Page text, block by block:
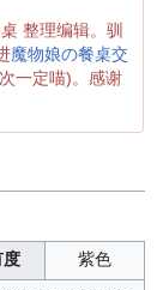
整理编辑。驯
魔物娘の餐桌交
一定喵)。感谢
度 紫色